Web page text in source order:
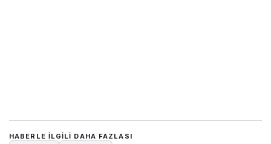
HABERLE ILGILI DAHA FAZLASI